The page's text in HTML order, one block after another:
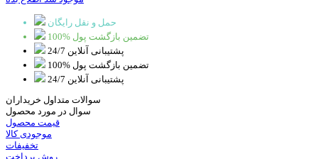
حمل و نقل رایگان
100% تضمین بازگشت پول
پشتیبانی آنلاین 24/7
100% تضمین بازگشت پول
پشتیبانی آنلاین 24/7
سوالات متداول خریداران
سوال در مورد محصول
قیمت محصول
موجودی کالا
تخفیفات
روش پرداخت